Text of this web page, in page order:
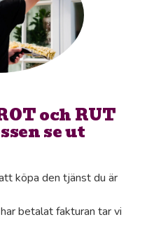
och RUT
se ut
köpa den tjänst du är
betalat fakturan tar vi